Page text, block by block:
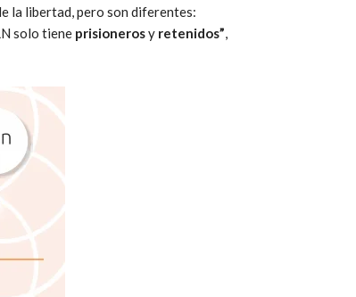
la libertad, pero son diferentes:
solo tiene prisionerosy retenidos”,